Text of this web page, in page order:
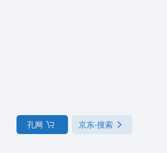
孔网 京东-搜索